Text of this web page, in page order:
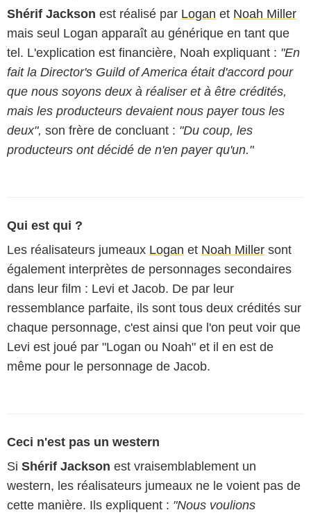
Shérif Jackson est réalisé par Logan et Noah Miller
mais seul Logan apparaît au générique en tant que
tel. L'explication est financière, Noah expliquant : "En
fait la Director's Guild of America était d'accord pour
que nous soyons deux à réaliser et à être crédités,
mais les producteurs devaient nous payer tous les
deux", son frère de concluant : "Du coup, les
producteurs ont décidé de n'en payer qu'un."
Qui est qui ?
Les réalisateurs jumeaux Logan et Noah Miller sont
également interprètes de personnages secondaires
dans leur film : Levi et Jacob. De par leur
ressemblance parfaite, ils sont tous deux crédités sur
chaque personnage, c'est ainsi que l'on peut voir que
Levi est joué par "Logan ou Noah" et il en est de
même pour le personnage de Jacob.
Ceci n'est pas un western
Si Shérif Jackson est vraisemblablement un
western, les réalisateurs jumeaux ne le voient pas de
cette manière. Ils expliquent : "Nous voulions